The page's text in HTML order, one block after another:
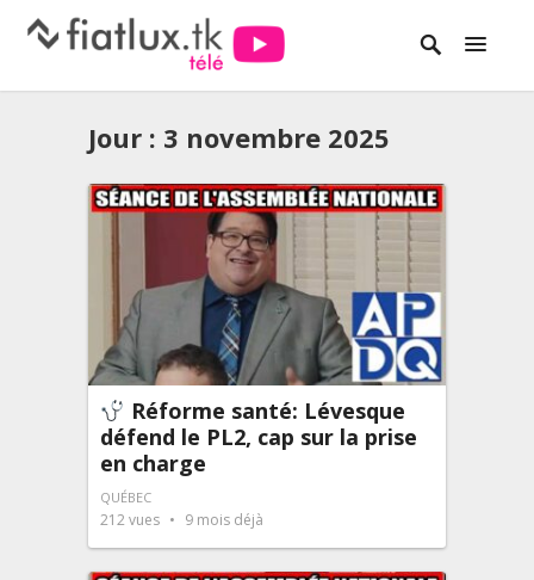
Jour : 3 novembre 2025
Réforme santé: Lévesque
défend le PL2, cap sur la prise
en charge
QUÉBEC
212vues 9 mois déjà